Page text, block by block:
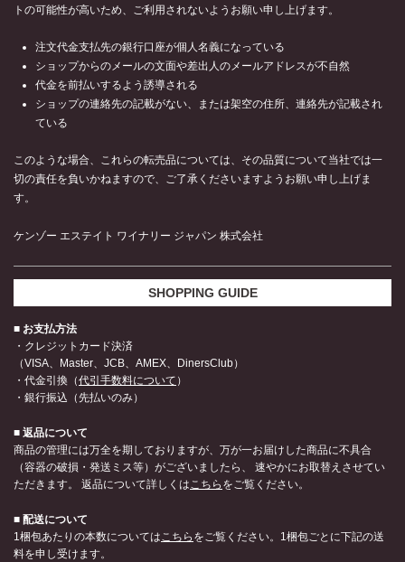
トの可能性が高いため、ご利用されないようお願い申し上げます。
注文代金支払先の銀行口座が個人名義になっている
ショップからのメールの文面や差出人のメールアドレスが不自然
代金を前払いするよう誘導される
ショップの連絡先の記載がない、または架空の住所、連絡先が記載され
ている
このような場合、これらの転売品については、その品質について当社では一
切の責任を負いかねますので、ご了承くださいますようお願い申し上げま
す。
ケンゾー エステイト ワイナリー ジャパン 株式会社
SHOPPING GUIDE
■ お支払方法
・クレジットカード決済
（VISA、Master、JCB、AMEX、DinersClub）
・代金引換（代引手数料について ）
・銀行振込（先払いのみ）
■ 返品について
商品の管理には万全を期しておりますが、万が一お届けした商品に不具合
（容器の破損・発送ミス等）がございましたら、 速やかにお取替えさせてい
ただきます。 返品について詳しくはこちら をご覧ください。
■ 配送について
1梱包あたりの本数についてはこちら をご覧ください。1梱包ごとに下記の送
料を申し受けます。